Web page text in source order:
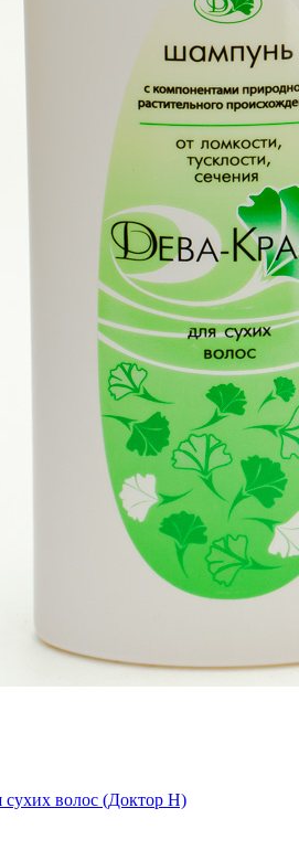
волос (Доктор Н)